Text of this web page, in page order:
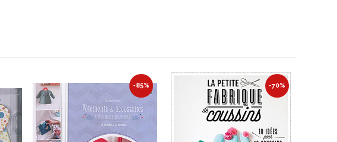
-85% -70%